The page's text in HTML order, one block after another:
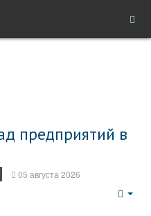
предприятий в
05 августа 2026